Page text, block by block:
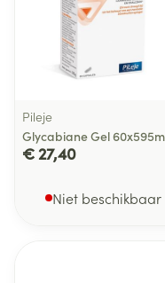
Pileje
Glycabiane Gel
€ 27,40
Niet beschikbaar